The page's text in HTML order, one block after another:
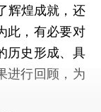
辉煌成就，还
此，有必要对
历史形成、具
进行回顾，为